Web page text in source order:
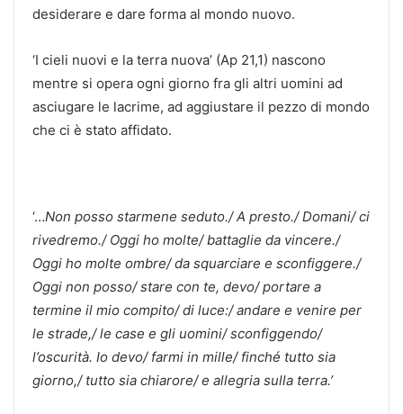
desiderare e dare forma al mondo nuovo.
‘I cieli nuovi e la terra nuova’ (Ap 21,1) nascono
mentre si opera ogni giorno fra gli altri uomini ad
asciugare le lacrime, ad aggiustare il pezzo di mondo
che ci è stato affidato.
‘…Non posso starmene seduto./ A presto./ Domani/ ci
rivedremo./ Oggi ho molte/ battaglie da vincere./
Oggi ho molte ombre/ da squarciare e sconfiggere./
Oggi non posso/ stare con te, devo/ portare a
termine il mio compito/ di luce:/ andare e venire per
le strade,/ le case e gli uomini/ sconfiggendo/
l’oscurità. Io devo/ farmi in mille/ finché tutto sia
giorno,/ tutto sia chiarore/ e allegria sulla terra.’